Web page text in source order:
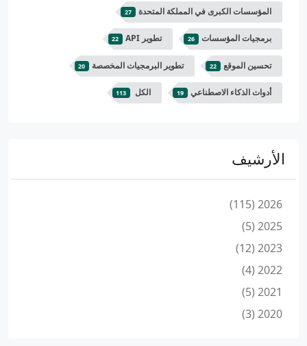
المؤسسات الكبرى في المملكة المتحدة 27
برمجيات المؤسسات 26 تطوير API 22
تحسين الموقع 22 تطوير البرمجيات المخصصة 20
أدوات الذكاء الاصطناعي 19 الكل 113
الأرشيف
2026 (115)
2025 (5)
2023 (12)
2022 (4)
2021 (5)
2020 (3)